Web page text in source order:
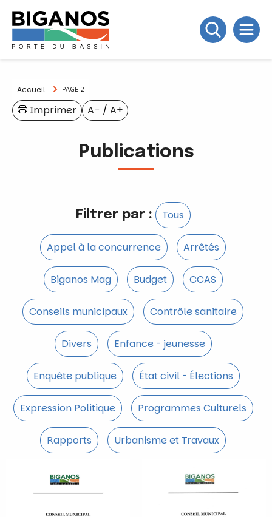
Accueil PAGE 2
A− / A+
Imprimer
Publications
Filtrer par : Tous
Appel à la concurrence Arrêtés
Biganos Mag Budget CCAS
Conseils municipaux Contrôle sanitaire
Divers Enfance - jeunesse
Enquête publique État civil - Élections
Expression Politique Programmes Culturels
Rapports Urbanisme et Travaux